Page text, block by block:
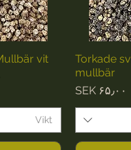
Torkade
mullbär
Price
SEK ۶۵٫۰۰
vit
Vikt